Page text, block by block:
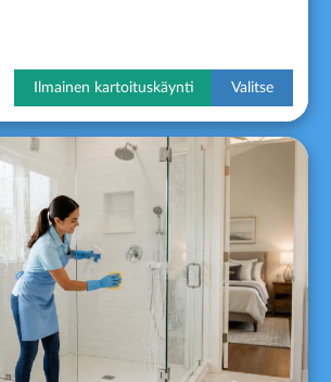
Ilmainen kartoituskäynti Valitse